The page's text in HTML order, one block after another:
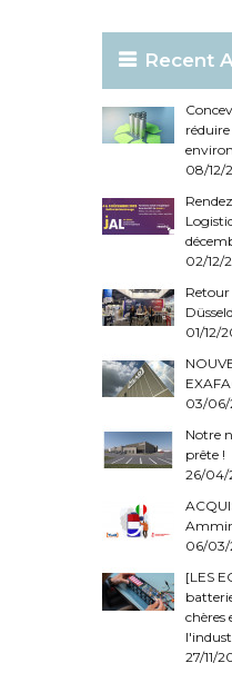
Recent
08/12/
02/12/
Retour
01/12/
03/
Notre
prête !
26/04/
06/
[LES
27/11/